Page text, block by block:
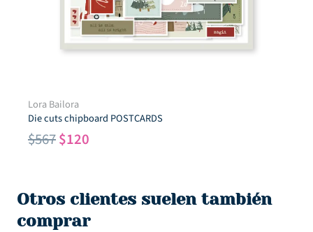
Lora Bailora
Die cuts chipboard POSTCARDS
$567El
era:
$567.
$120
es:
$120.
Otros clientes suelen también
comprar